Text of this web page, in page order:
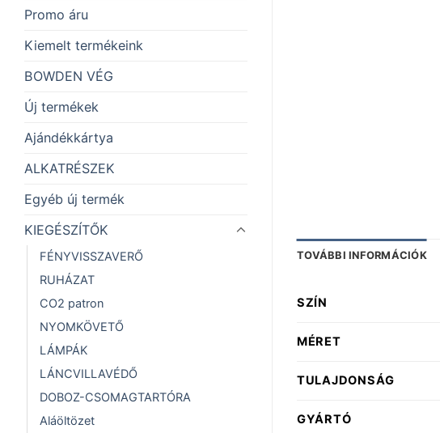
Promo áru
Kiemelt termékeink
BOWDEN VÉG
Új termékek
Ajándékkártya
ALKATRÉSZEK
Egyéb új termék
KIEGÉSZÍTŐK
FÉNYVISSZAVERŐ
RUHÁZAT
CO2 patron
NYOMKÖVETŐ
LÁMPÁK
LÁNCVILLAVÉDŐ
DOBOZ-CSOMAGTARTÓRA
Aláöltözet
TOVÁBBI INFORMÁCIÓK
SZÍN
MÉRET
TULAJDONSÁG
GYÁRTÓ